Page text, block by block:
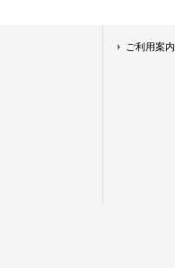
ご利用案内